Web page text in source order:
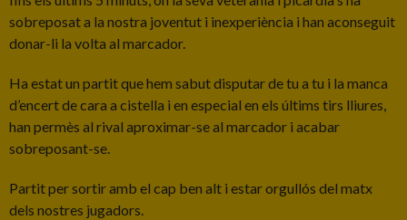
sobreposat a la nostra joventut i inexperiència i han aconseguit
donar-li la volta al marcador.
Ha estat un partit que hem sabut disputar de tu a tu i la manca
d’encert de cara a cistella i en especial en els últims tirs lliures,
han permès al rival aproximar-se al marcador i acabar
sobreposant-se.
Partit per sortir amb el cap ben alt i estar orgullós del matx
dels nostres jugadors.